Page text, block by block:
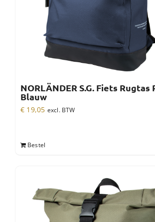
NORLÄNDER S.G. Fiets Rugtas
Blauw
€ 19,05 excl. BTW
Bestel